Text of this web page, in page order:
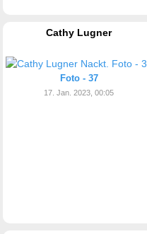
Cathy Lugner
Foto - 37
17. Jan. 2023, 00:05